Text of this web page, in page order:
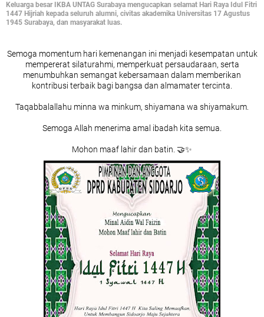
Keluarga besar IKBA UNTAG Surabaya mengucapkan selamat Hari Raya Idul Fitri
1447 Hijriah kepada seluruh alumni, civitas akademika Universitas 17 Agustus
1945 Surabaya, dan masyarakat luas.
Semoga momentum hari kemenangan ini menjadi kesempatan untuk
mempererat silaturahmi, memperkuat persaudaraan, serta
menumbuhkan semangat kebersamaan dalam memberikan
kontribusi terbaik bagi bangsa dan almamater tercinta.
Taqabbalallahu minna wa minkum, shiyamana wa shiyamakum.
Semoga Allah menerima amal ibadah kita semua.
Mohon maaf lahir dan batin. 🤝✨